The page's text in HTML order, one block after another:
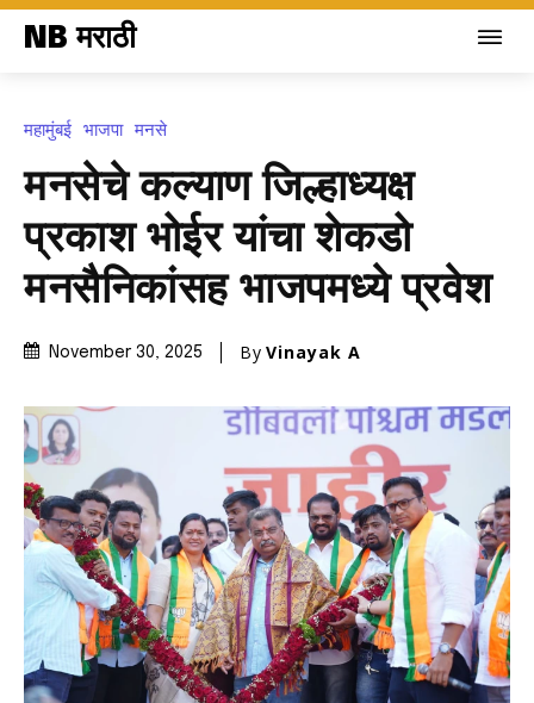
NB मराठी
महामुंबई भाजपा मनसे
मनसेचे कल्याण जिल्हाध्यक्ष
प्रकाश भोईर यांचा शेकडो
मनसैनिकांसह भाजपमध्ये प्रवेश
November 30, 2025 By Vinayak A